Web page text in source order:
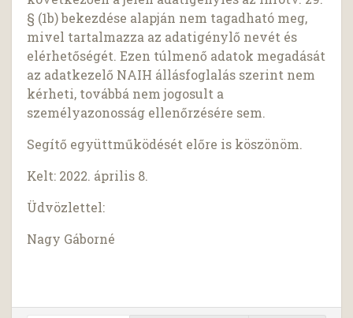
§ (1b) bekezdése alapján nem tagadható meg,
mivel tartalmazza az adatigénylő nevét és
elérhetőségét. Ezen túlmenő adatok megadását
az adatkezelő NAIH állásfoglalás szerint nem
kérheti, továbbá nem jogosult a
személyazonosság ellenőrzésére sem.
Segítő együttműködését előre is köszönöm.
Kelt: 2022. április 8.
Üdvözlettel:
Nagy Gáborné